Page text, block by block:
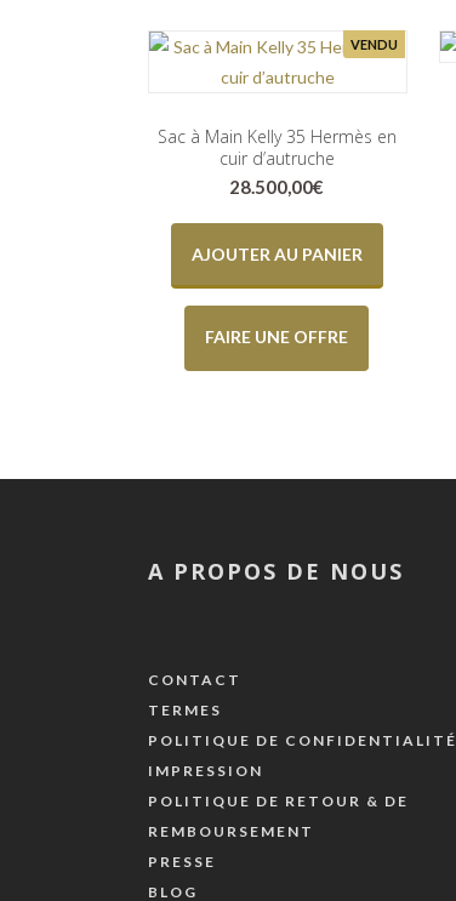
VENDU
Sac à Main Kelly 35 Hermès en
cuir d’autruche
28.500,00€
AJOUTER AU PANIER
FAIRE UNE OFFRE
A PROPOS DE NOUS
CONTACT
TERMES
POLITIQUE DE CONFIDENTIALITÉ
IMPRESSION
POLITIQUE DE RETOUR & DE
REMBOURSEMENT
PRESSE
BLOG